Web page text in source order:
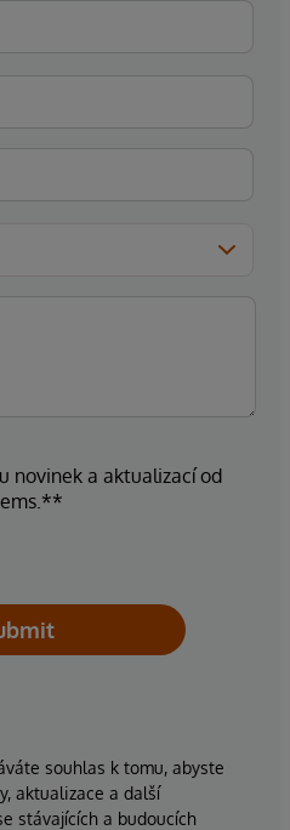
novinek a aktualizací od
souhlas k tomu, abyste
aktualizace a další
stávajících a budoucích